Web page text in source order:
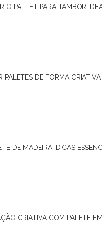
O PALLET PARA TAMBOR
PALETES DE FORMA CRIATIVA
DE MADEIRA: DICAS
CRIATIVA COM PALETE